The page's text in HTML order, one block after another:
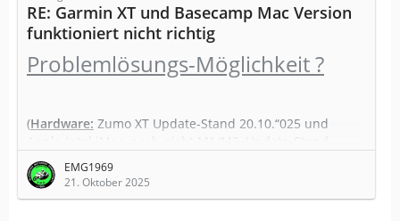
RE: Garmin XT und Basecamp Mac Version
funktioniert nicht richtig
Problemlösungs-Möglichkeit ?
(Hardware: Zumo XT Update-Stand 20.10.“025 und
20.10.2025)
(Software:Neu installiert auf dem iMac sind BaseCamp
EMG1969
21. Oktober 2025